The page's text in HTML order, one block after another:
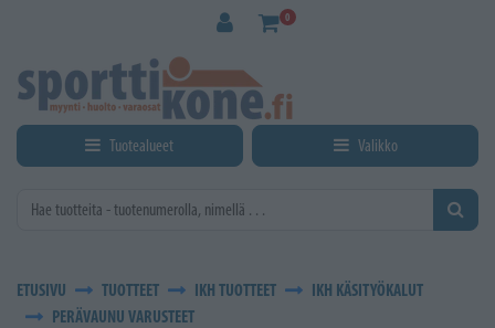
0
Tuotealueet Valikko
ETUSIVU TUOTTEET IKH TUOTTEET
IKH KÄSITYÖKALUT
PERÄVAUNU VARUSTEET